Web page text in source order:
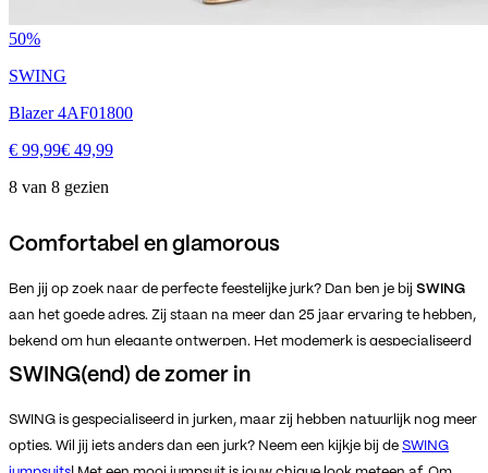
50%
SWING
Blazer 4AF01800
€ 99,99€ 49,99
8 van 8 gezien
Comfortabel en glamorous
Ben jij op zoek naar de perfecte feestelijke jurk? Dan ben je bij SWING
aan het goede adres. Zij staan na meer dan 25 jaar ervaring te hebben,
bekend om hun elegante ontwerpen. Het modemerk is gespecialiseerd
in de meest prachtige jurken voor elke gelegenheid. Er is een enorm
bijvoorbeeld een bruiloft of een gala hebt, kijk dan eens naar deSWING
jurk. Maar ga je een dagje weg of ga je voor casual chic, dan kun je ook
SWING(end) de zomer in
SWING is gespecialiseerd in jurken, maar zij hebben natuurlijk nog meer
opties. Wil jij iets anders dan een jurk? Neem een kijkje bij de SWING